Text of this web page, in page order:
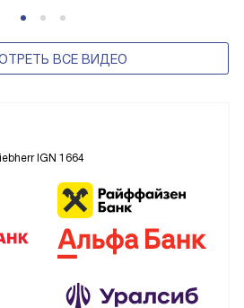
ВСЕ ВИДЕО
IGN 1664